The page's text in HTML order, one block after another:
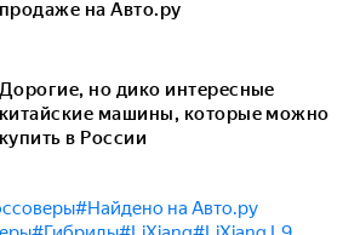
продаже на Авто.ру
Дорогие, но дико интересные
китайские машины, которые можно
купить в России
#Найдено на Авто.ру